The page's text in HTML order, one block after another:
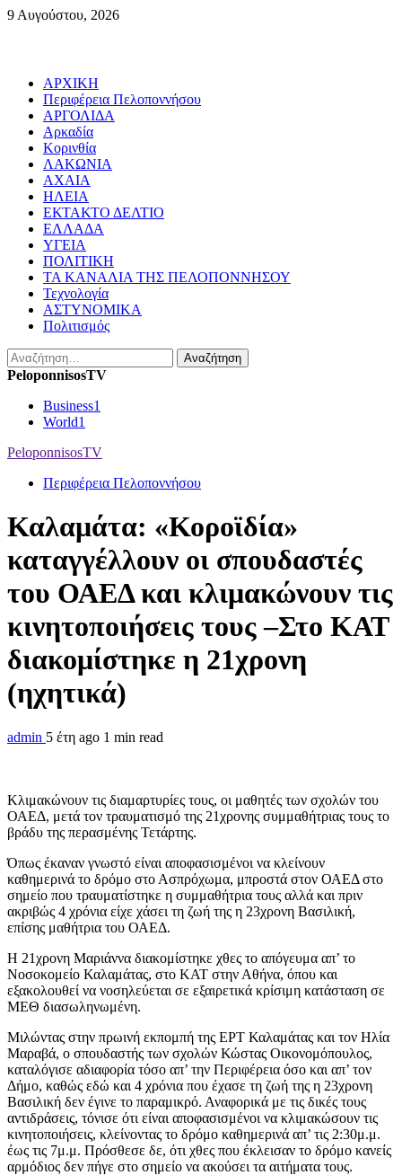
Skip
9 Αυγούστου, 2026
Primary
Menu
ΑΡΧΙΚΗ
Περιφέρεια Πελοποννήσου
ΑΡΓΟΛΙΔΑ
Αρκαδία
Κορινθία
ΛΑΚΩΝΙΑ
ΑΧΑΙΑ
ΗΛΕΙΑ
ΕΚΤΑΚΤΟ ΔΕΛΤΙΟ
ΕΛΛΑΔΑ
ΥΓΕΙΑ
ΠΟΛΙΤΙΚΗ
ΤΑ ΚΑΝΑΛΙΑ ΤΗΣ ΠΕΛΟΠΟΝΝΗΣΟΥ
Τεχνολογία
ΑΣΤΥΝΟΜΙΚΑ
Πολιτισμός
Αναζήτηση
για:
PeloponnisosTV
Business1
World1
PeloponnisosTV
Περιφέρεια Πελοποννήσου
Καλαμάτα: «Κοροϊδία»
καταγγέλλουν οι σπουδαστές
του ΟΑΕΔ και κλιμακώνουν τις
κινητοποιήσεις τους –Στο ΚΑΤ
διακομίστηκε η 21χρονη
(ηχητικά)
admin 5 έτη ago 1 min read
Κλιμακώνουν τις διαμαρτυρίες τους, οι μαθητές των σχολών του
ΟΑΕΔ, μετά τον τραυματισμό της 21χρονης συμμαθήτριας τους το
βράδυ της περασμένης Τετάρτης.
Όπως έκαναν γνωστό είναι αποφασισμένοι να κλείνουν
καθημερινά το δρόμο στο Ασπρόχωμα, μπροστά στον ΟΑΕΔ στο
σημείο που τραυματίστηκε η συμμαθήτρια τους αλλά και πριν
ακριβώς 4 χρόνια είχε χάσει τη ζωή της η 23χρονη Βασιλική,
επίσης μαθήτρια του ΟΑΕΔ.
Η 21χρονη Μαριάννα διακομίστηκε χθες το απόγευμα απ’ το
Νοσοκομείο Καλαμάτας, στο ΚΑΤ στην Αθήνα, όπου και
εξακολουθεί να νοσηλεύεται σε εξαιρετικά κρίσιμη κατάσταση σε
ΜΕΘ διασωληνωμένη.
Μιλώντας στην πρωινή εκπομπή της ΕΡΤ Καλαμάτας και τον Ηλία
Μαραβά, ο σπουδαστής των σχολών Κώστας Οικονομόπουλος,
καταλόγισε αδιαφορία τόσο απ’ την Περιφέρεια όσο και απ’ τον
Δήμο, καθώς εδώ και 4 χρόνια που έχασε τη ζωή της η 23χρονη
Βασιλική δεν έγινε το παραμικρό. Αναφορικά με τις δικές τους
αντιδράσεις, τόνισε ότι είναι αποφασισμένοι να κλιμακώσουν τις
κινητοποιήσεις, κλείνοντας το δρόμο καθημερινά απ’ τις 2:30μ.μ.
έως τις 7μ.μ. Πρόσθεσε δε, ότι χθες που έκλεισαν το δρόμο κανείς
αρμόδιος δεν πήγε στο σημείο να ακούσει τα αιτήματα τους.